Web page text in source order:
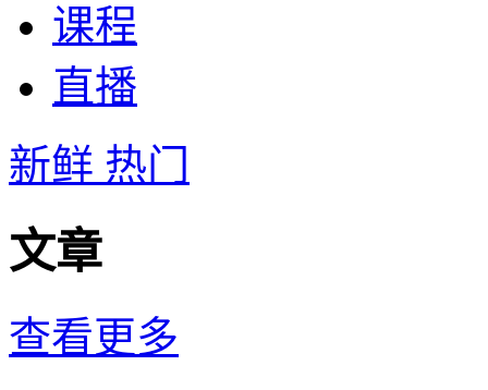
课程
直播
新鲜 热门
文章
查看更多